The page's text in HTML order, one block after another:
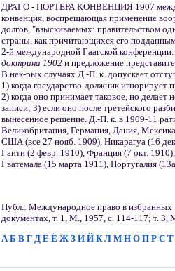
ДРАГО - ПОРТЕРА КОНВЕНЦИЯ 1907
конвенция, воспрещающая применение
долгов, "взыскиваемых: правительством
страны, как причитающихся его
2-й международной Гаагской
доктрина 1902 и предложение
В нек-рых случаях Д.-П. к. допускает
1) когда государство-должник игнорирует
2) когда оно принимает таковое, но
записи; 3) если оно после третейского
вынесенное решение. Д.-П. к. в 1909-11
Великобритания, Германия, Дания,
США (все 27 нояб. 1909), Никарагуа (16
Гаити (2 февр. 1910), Франция (7 окт.
Гватемала (15 марта 1911), Португалия
Публ.: Международное право в избранных
документах, т. 1, М., 1957, с. 114-117; т. 3,
А Б В Г Д Е Ё Ж З И Й К Л М Н О П Р С Т